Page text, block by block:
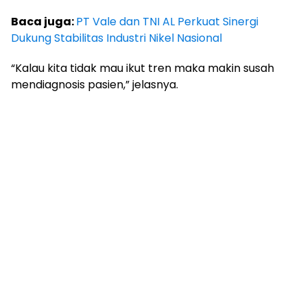
Baca juga:PT Vale dan TNI AL Perkuat Sinergi
Dukung Stabilitas Industri Nikel Nasional
“Kalau kita tidak mau ikut tren maka makin susah
mendiagnosis pasien,” jelasnya.